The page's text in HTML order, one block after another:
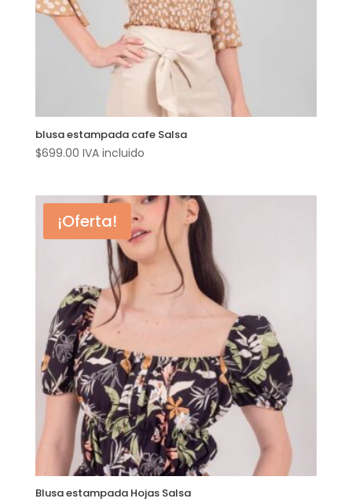
blusa estampada cafe Salsa
$699.00 IVA incluido
¡Oferta!
Blusa estampada Hojas Salsa